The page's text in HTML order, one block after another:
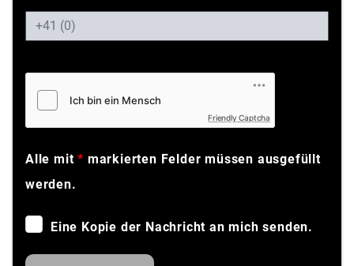
Friendly Captcha
Alle mit* markierten Felder müssen ausgefüllt
werden.
Eine Kopie der Nachricht an mich senden.